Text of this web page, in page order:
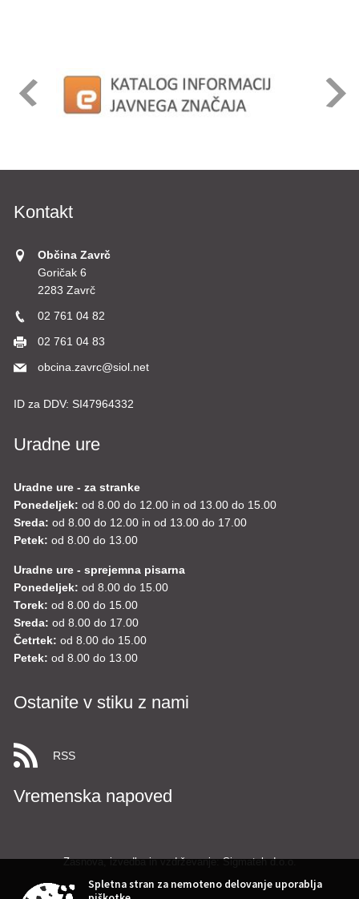
Kontakt
Občina Zavrč
Goričak 6
2283 Zavrč
02 761 04 82
02 761 04 83
obcina.zavrc@siol.net
ID za DDV: SI47964332
Uradne ure
Uradne ure - za stranke
Ponedeljek: od 8.00 do 12.00 in od 13.00 do 15.00
Sreda: od 8.00 do 12.00 in od 13.00 do 17.00
Petek: od 8.00 do 13.00
Uradne ure - sprejemna pisarna
Ponedeljek: od 8.00 do 15.00
Torek: od 8.00 do 15.00
Sreda: od 8.00 do 17.00
Četrtek: od 8.00 do 15.00
Petek: od 8.00 do 13.00
Ostanite v stiku z nami
RSS
Vremenska napoved
Spletna stran za nemoteno delovanje uporablja